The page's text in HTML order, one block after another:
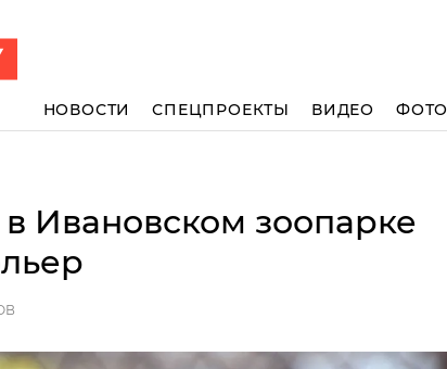
НОВОСТИ СПЕЦПРОЕКТЫ ВИДЕО ФОТО
Ивановском зоопарке